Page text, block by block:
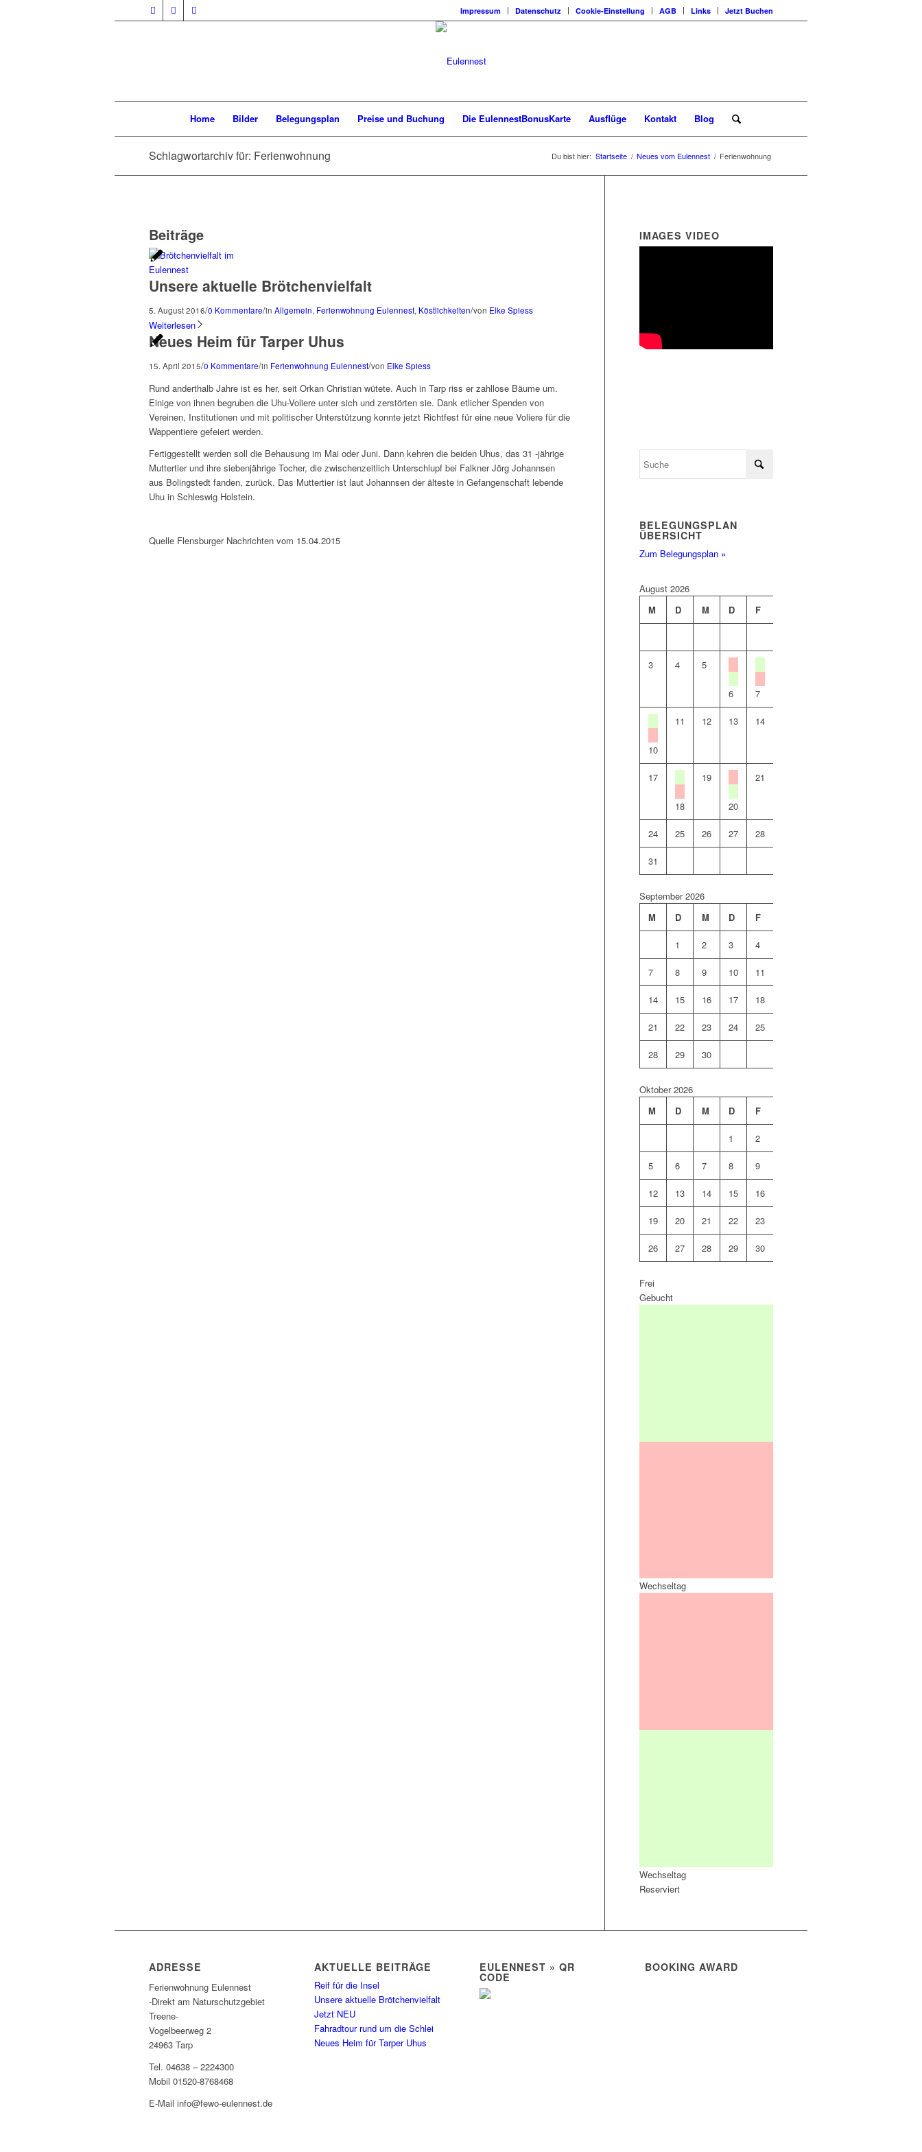
Impressum Datenschutz Cookie-Einstellung AGB Links Jetzt Buchen
Home Bilder Belegungsplan Preise und Buchung Die EulennestBonusKarte Ausflüge Kontakt Blog
Schlagwortarchiv für: Ferienwohnung Du bist hier: Startseite / Neues vom Eulennest / Ferienwohnung
Beiträge
Unsere aktuelle Brötchenvielfalt
5. August 2016/0 Kommentare/in Allgemein, Ferienwohnung Eulennest, Köstlichkeiten/von Elke Spiess
Weiterlesen
Neues Heim für Tarper Uhus
15. April 2015/0 Kommentare/in Ferienwohnung Eulennest/von Elke Spiess
Rund anderthalb Jahre ist es her, seit Orkan Christian wütete. Auch in Tarp riss er zahllose Bäume um.
Einige von ihnen begruben die Uhu-Voliere unter sich und zerstörten sie. Dank etlicher Spenden von
Vereinen, Institutionen und mit politischer Unterstützung konnte jetzt Richtfest für eine neue Voliere für die
Wappentiere gefeiert werden.
Fertiggestellt werden soll die Behausung im Mai oder Juni. Dann kehren die beiden Uhus, das 31 -jährige
Muttertier und ihre siebenjährige Tocher, die zwischenzeitlich Unterschlupf bei Falkner Jörg Johannsen
aus Bolingstedt fanden, zurück. Das Muttertier ist laut Johannsen der älteste in Gefangenschaft lebende
Uhu in Schleswig Holstein.
Quelle Flensburger Nachrichten vom 15.04.2015
IMAGES VIDEO
BELEGUNGSPLAN
ÜBERSICHT
Zum Belegungsplan »
August 2026
M
D M D F
3 4 5
6 7
10
11 12 13 14
17
18
19
20
21
24 25 26 27 28
31
September 2026
M
D M D F
1 2 3 4
7 8 9 10 11
14 15 16 17 18
21 22 23 24 25
28 29 30
Oktober 2026
M
D M D F
1 2
5 6 7 8 9
12 13 14 15 16
19 20 21 22 23
26 27 28 29 30
Frei
Gebucht
Wechseltag
Wechseltag
Reserviert
ADRESSE
Ferienwohnung Eulennest
-Direkt am Naturschutzgebiet
Treene-
Vogelbeerweg 2
24963 Tarp
Tel. 04638 – 2224300
Mobil 01520-8768468
E-Mail info@fewo-eulennest.de
AKTUELLE BEITRÄGE
Reif für die Insel
Unsere aktuelle Brötchenvielfalt
Jetzt NEU
Fahradtour rund um die Schlei
Neues Heim für Tarper Uhus
EULENNEST » QR
CODE
BOOKING AWARD